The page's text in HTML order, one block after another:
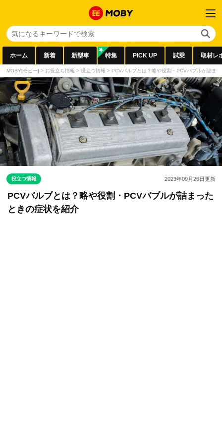
ホーム 新着 新型車 特集 PICK UP 試乗 取材レ
MOBY[モビー] > お役立ち情報 > 役立つ情報 > PCVバルブとは？略や役割・PCVバブルが詰ま
役立つ情報 2023年09月26日更新
PCVバルブとは？略や役割・PCVバブルが詰まった
ときの症状を紹介